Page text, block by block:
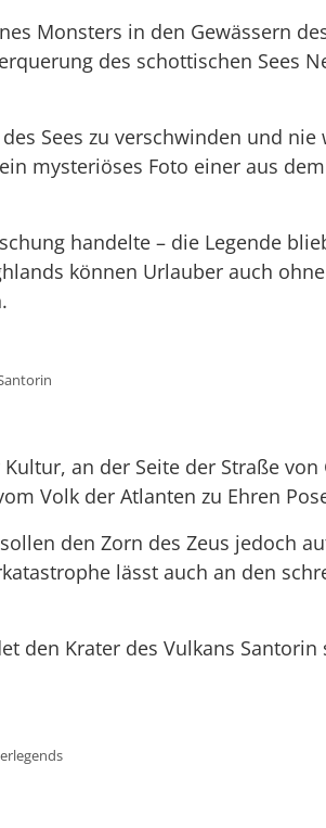
Monsters in den Gewässern
des schottischen Sees
Sees zu verschwinden und nie
mysteriöses Foto einer aus
handelte – die Legende
können Urlauber auch
an der Seite der Straße
Volk der Atlanten zu Ehren
den Zorn des Zeus jedoch
lässt auch an den
den Krater des Vulkans